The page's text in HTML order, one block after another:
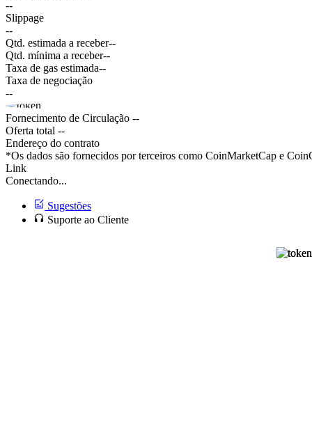
--
Slippage
--
Qtd. estimada a receber--
Qtd. mínima a receber--
Taxa de gas estimada--
Taxa de negociação
--
Fornecimento de Circulação --
Oferta total --
Endereço do contrato
*Os dados são fornecidos por terceiros como CoinMarketCap e
Link
Conectando...
Sugestões
Suporte ao Cliente